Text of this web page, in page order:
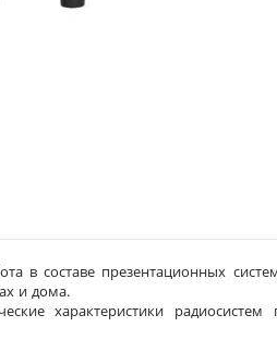
в составе презентационных
и дома.
характеристики